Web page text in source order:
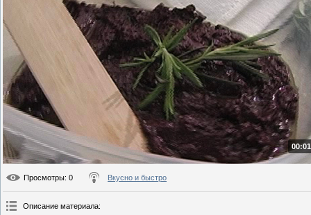
Просмотры: 0 Вкусно и быстро
Описание материала: